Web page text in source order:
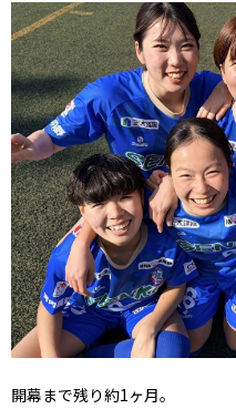
開幕まで残り約1ヶ月。